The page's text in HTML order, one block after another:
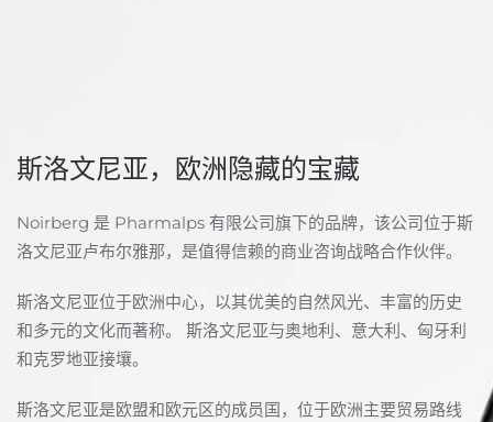
斯洛文尼亚，欧洲隐藏的宝藏
Noirberg 是 Pharmalps 有限公司旗下的品牌，该公司位于斯
洛文尼亚卢布尔雅那，是值得信赖的商业咨询战略合作伙伴。
斯洛文尼亚位于欧洲中心，以其优美的自然风光、丰富的历史
和多元的文化而著称。 斯洛文尼亚与奥地利、意大利、匈牙利
和克罗地亚接壤。
斯洛文尼亚是欧盟和欧元区的成员国，位于欧洲主要贸易路线